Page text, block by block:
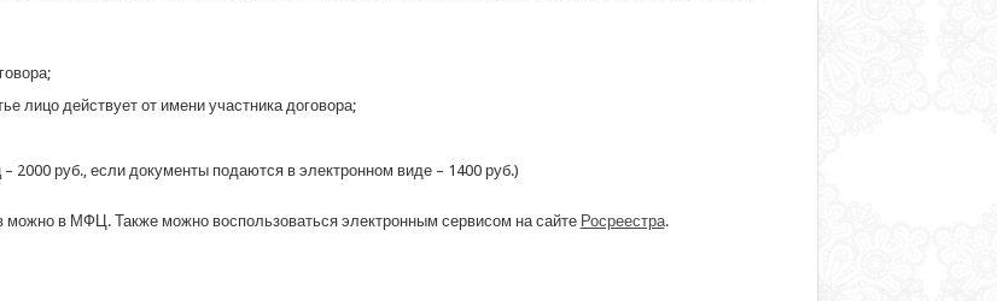
лицо действует от имени участника договора;
2000 руб., если документы подаются в электронном виде – 1400 руб.)
можно в МФЦ. Также можно воспользоваться электронным сервисом на сайте Росреестра.